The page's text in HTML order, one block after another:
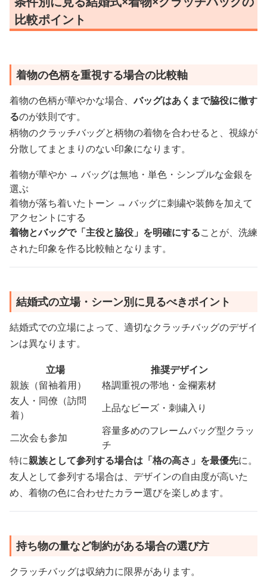
比較ポイント
着物の色柄を重視する場合の比較軸
着物の色柄が華やかな場合、バッグはあくまで脇役に徹す
るのが鉄則です。
柄物のクラッチバッグと柄物の着物を合わせると、視線が
分散してまとまりのない印象になります。
着物が華やか → バッグは無地・単色・シンプルな金銀を
選ぶ
着物が落ち着いたトーン → バッグに刺繍や装飾を加えて
アクセントにする
着物とバッグで「主役と脇役」を明確にすることが、洗練
された印象を作る比較軸となります。
結婚式の立場・シーン別に見るべきポイント
結婚式での立場によって、適切なクラッチバッグのデザイ
ンは異なります。
立場
推奨デザイン
親族（留袖着用）
格調重視の帯地・金襴素材
友人・同僚（訪問
着）
上品なビーズ・刺繍入り
二次会も参加
容量多めのフレームバッグ型クラッ
チ
特に親族として参列する場合は「格の高さ」を最優先に。
友人として参列する場合は、デザインの自由度が高いた
め、着物の色に合わせたカラー選びを楽しめます。
持ち物の量など制約がある場合の選び方
クラッチバッグは収納力に限界があります。